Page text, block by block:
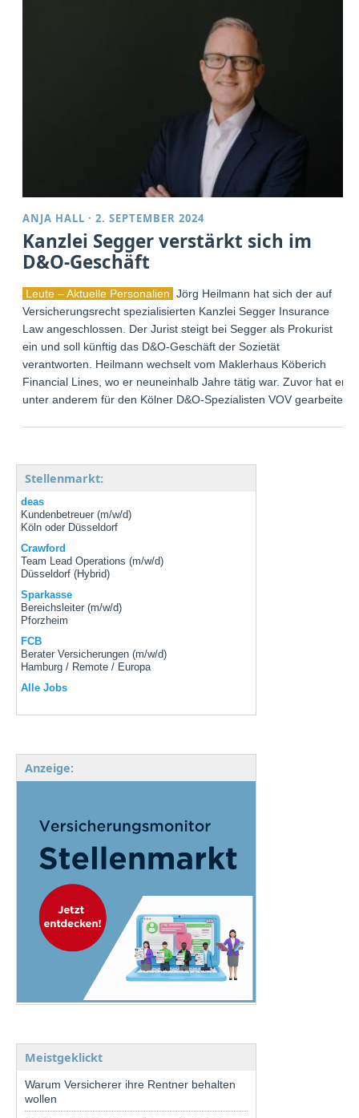
ANJA HALL ·2. SEPTEMBER 2024
Kanzlei Segger verstärkt sich im
D&O-Geschäft
Leute – Aktuelle Personalien Jörg Heilmann hat sich der auf
Versicherungsrecht spezialisierten Kanzlei Segger Insurance
Law angeschlossen. Der Jurist steigt bei Segger als Prokurist
ein und soll künftig das D&O-Geschäft der Sozietät
verantworten. Heilmann wechselt vom Maklerhaus Köberich
Financial Lines, wo er neuneinhalb Jahre tätig war. Zuvor hat er
unter anderem für den Kölner D&O-Spezialisten VOV gearbeitet.
Stellenmarkt:
deas
Kundenbetreuer (m/w/d)
Köln oder Düsseldorf
Crawford
Team Lead Operations (m/w/d)
Düsseldorf (Hybrid)
Sparkasse
Bereichsleiter (m/w/d)
Pforzheim
FCB
Berater Versicherungen (m/w/d)
Hamburg / Remote / Europa
Alle Jobs
Anzeige:
Meistgeklickt
Warum Versicherer ihre Rentner behalten
wollen